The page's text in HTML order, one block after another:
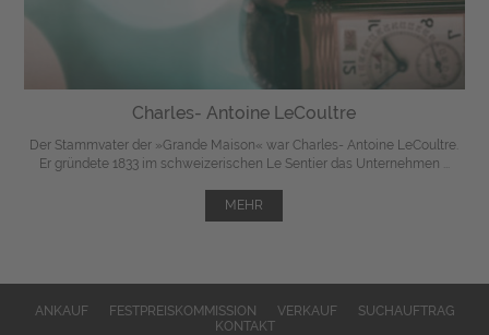
Charles- Antoine LeCoultre
Der Stammvater der »Grande Maison« war Charles- Antoine LeCoultre.
Er gründete 1833 im schweizerischen Le Sentier das Unternehmen ...
MEHR
ANKAUF FESTPREISKOMMISSION VERKAUF
SUCHAUFTRAG
KONTAKT